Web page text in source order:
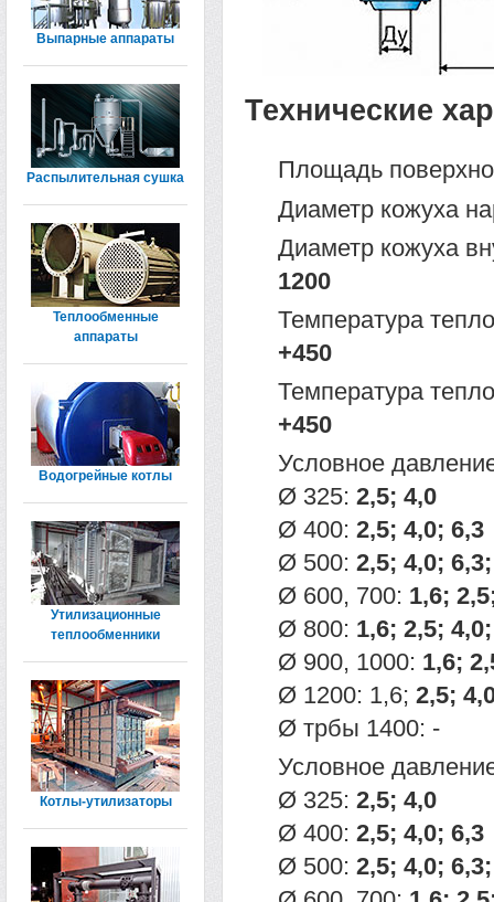
Технические
Площадь
Диаметр кожуха
Диаметр кожуха
1200
Температура
+450
Температура
+450
Условное
Ø 325: 2,5; 4,0
Ø 400: 2,5; 4,0; 6,3
Ø 500: 2,5; 4,0;
Ø 600, 700: 1,6;
Ø 800: 1,6; 2,5;
Ø 900, 1000: 1,6;
Ø 1200: 1,6; 2,5;
Ø трбы 1400: -
Условное
Ø 325: 2,5; 4,0
Ø 400: 2,5; 4,0; 6,3
Ø 500: 2,5; 4,0;
Выпарные аппараты
Распылительная сушка
Теплообменные
аппараты
Водогрейные котлы
Утилизационные
теплообменники
Котлы-утилизаторы